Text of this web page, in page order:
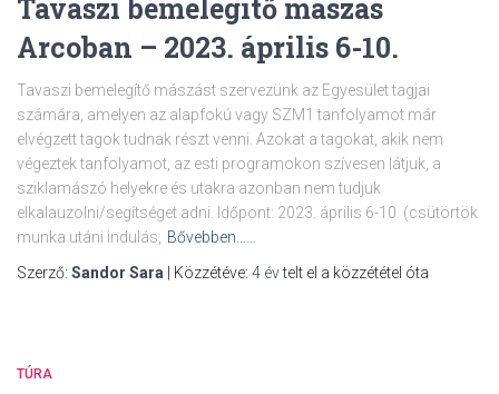
Tavaszi bemelegítő mászás
Arcoban – 2023. április 6-10.
Tavaszi bemelegítő mászást szervezünk az Egyesület tagjai
számára, amelyen az alapfokú vagy SZM1 tanfolyamot már
elvégzett tagok tudnak részt venni. Azokat a tagokat, akik nem
végeztek tanfolyamot, az esti programokon szívesen látjuk, a
sziklamászó helyekre és utakra azonban nem tudjuk
elkalauzolni/segítséget adni. Időpont: 2023. április 6-10. (csütörtök
munka utáni indulás,
Bővebben……
Szerző: Sandor Sara | Közzétéve: 4 évtelt el a közzététel óta
TÚRA